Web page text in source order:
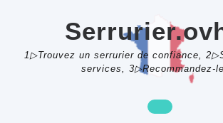
1▷Trouvez un serrurier de confiance,
services, 3▷Recommandez-le